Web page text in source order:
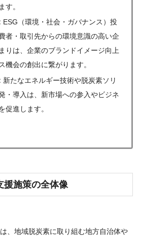
す。
ESG（環境・社会・ガバナンス）投
者・取引先からの環境意識の高い企
りは、企業のブランドイメージ向上
機会の創出に繋がります。
新たなエネルギー技術や脱炭素ソリ
・導入は、新市場への参入やビジネ
促進します。
援施策の全体像
は、地域脱炭素に取り組む地方自治体や